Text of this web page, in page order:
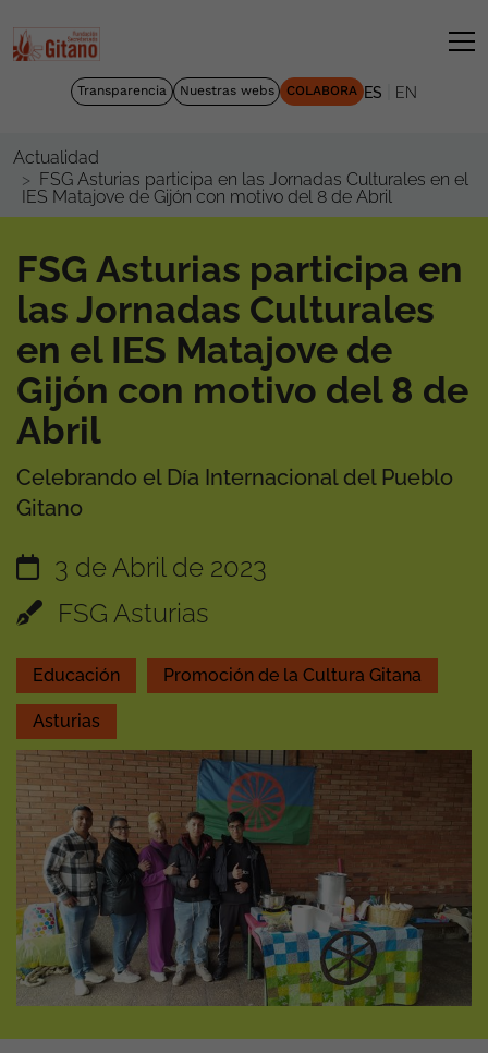
Transparencia Nuestras webs COLABORA ES EN
Actualidad
FSG Asturias participa en las Jornadas Culturales en el
IES Matajove de Gijón con motivo del 8 de Abril
FSG Asturias participa en
las Jornadas Culturales
en el IES Matajove de
Gijón con motivo del 8 de
Abril
Celebrando el Día Internacional del Pueblo
Gitano
3 de Abril de 2023
FSG Asturias
Educación Promoción de la Cultura Gitana
Asturias